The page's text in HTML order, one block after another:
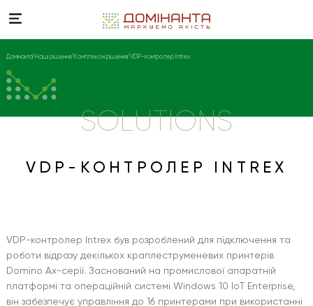
Домінанта Наші рішення Комплексні рішення VDP-контролер Intrex
SOLUTIONS
VDP-КОНТРОЛЕР INTREX
VDP-контролер Intrex був розроблений для підключення та
роботи відразу декількох краплеструменевих принтерів
Domino Ax-серії. Заснований на промислової апаратній
платформі та операційній системі Windows 10 IoT Enterprise,
він забезпечує управління до 16 принтерами при використанні